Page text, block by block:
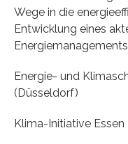
Wege in die
Entwicklung eines
Energie- und
(Düsseldorf)
Klima-Initiative Essen